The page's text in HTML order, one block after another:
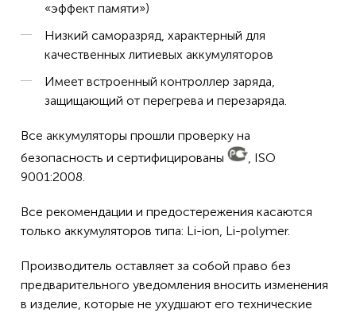
«эффект памяти»)
Низкий саморазряд, характерный для
качественных литиевых аккумуляторов
Имеет встроенный контроллер заряда,
защищающий от перегрева и перезаряда.
Все аккумуляторы прошли проверку на
безопасность и сертифицированы
, ISO
9001:2008.
Все рекомендации и предостережения касаются
только аккумуляторов типа: Li-ion, Li-polymer.
Производитель оставляет за собой право без
предварительного уведомления вносить изменения
в изделие, которые не ухудшают его технические